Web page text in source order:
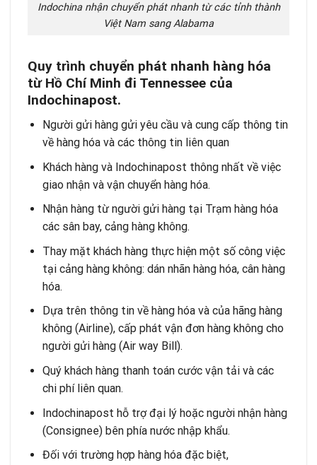
Indochina nhận chuyển phát nhanh từ các tỉnh thành
Việt Nam sang Alabama
Quy trình chuyển phát nhanh hàng hóa
từ Hồ Chí Minh đi Tennessee của
Indochinapost.
Người gửi hàng gửi yêu cầu và cung cấp thông tin
về hàng hóa và các thông tin liên quan
Khách hàng và Indochinapost thông nhất về việc
giao nhận và vận chuyển hàng hóa.
Nhận hàng từ người gửi hàng tại Trạm hàng hóa
các sân bay, cảng hàng không.
Thay mặt khách hàng thực hiện một số công việc
tại cảng hàng không: dán nhãn hàng hóa, cân hàng
hóa.
Dựa trên thông tin về hàng hóa và của hãng hàng
không (Airline), cấp phát vận đơn hàng không cho
người gửi hàng (Air way Bill).
Quý khách hàng thanh toán cước vận tải và các
chi phí liên quan.
Indochinapost hỗ trợ đại lý hoặc người nhận hàng
(Consignee) bên phía nước nhập khẩu.
Đối với trường hợp hàng hóa đặc biệt,